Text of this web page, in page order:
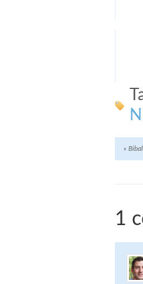
«
1